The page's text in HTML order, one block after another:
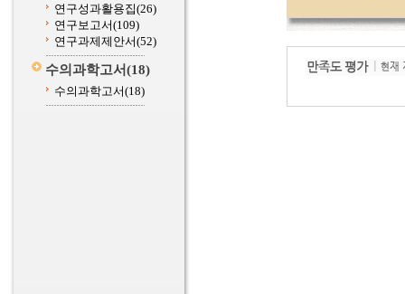
연구성과활용집(26)
연구보고서(109)
연구과제제안서(52)
수의과학고서(18)
수의과학고서(18)